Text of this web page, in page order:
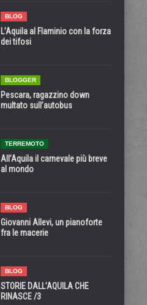
BLOG
L’Aquila al Flaminio con la forza
dei tifosi
BLOGGER
Pescara, ragazzino down
multato sull’autobus
TERREMOTO
All’Aquila il carnevale più breve
al mondo
BLOG
Giovanni Allevi, un pianoforte
fra le macerie
BLOG
STORIE DALL’AQUILA CHE
RINASCE /3